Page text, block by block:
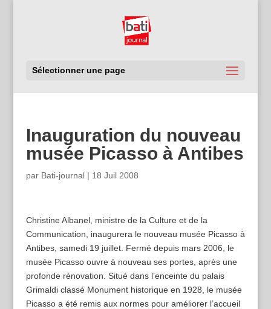
Sélectionner une page
Inauguration du nouveau
musée Picasso à Antibes
par Bati-journal| 18 Juil 2008
Christine Albanel, ministre de la Culture et de la
Communication, inaugurera le nouveau musée Picasso à
Antibes, samedi 19 juillet. Fermé depuis mars 2006, le
musée Picasso ouvre à nouveau ses portes, après une
profonde rénovation. Situé dans l’enceinte du palais
Grimaldi classé Monument historique en 1928, le musée
Picasso a été remis aux normes pour améliorer l’accueil